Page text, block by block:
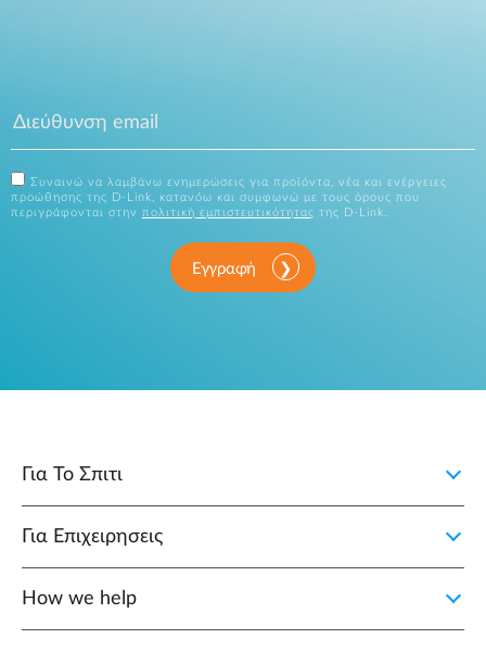
Συναινώ να λαμβάνω ενημερώσεις για προϊόντα, νέα και ενέργειες
προώθησης της D-Link, κατανόω και συμφωνώ με τους όρους που
περιγράφονται στην πολιτική εμπιστευτικότητας της D-Link.
Εγγραφή
Για Το Σπιτι
Για Επιχειρησεις
How we help